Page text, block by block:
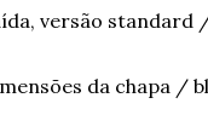
versão standard
da chapa /